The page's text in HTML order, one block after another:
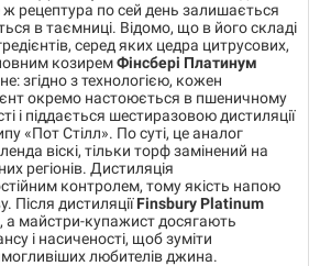
ж рецептура по сей день залишається
в таємниці. Відомо, що в його складі
серед яких цедра цитрусових,
козиремФінсбері Платинум
згідно з технологією, кожен
окремо настоюється в пшеничному
і піддається шестиразовою дистиляції
«Пот Стілл». По суті, це аналог
віскі, тільки торф замінений на
регіонів. Дистиляція
контролем, тому якість напою
Після дистиляціїFinsbury Platinum
а майстри-купажист досягають
і насиченості, щоб зуміти
любителів джина.